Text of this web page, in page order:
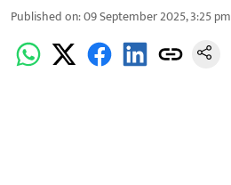
Published on:09 September 2025, 3:25 pm